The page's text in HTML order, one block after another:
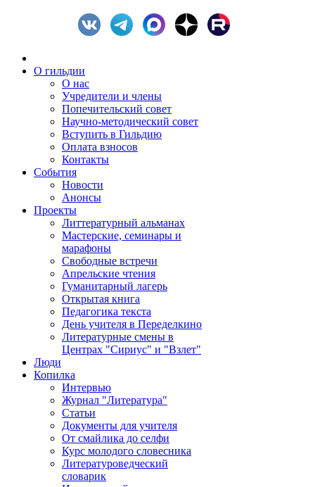
О гильдии
О нас
Учредители и члены
Попечительский совет
Научно-методический совет
Вступить в Гильдию
Оплата взносов
Контакты
События
Новости
Анонсы
Проекты
Литтературный альманах
Мастерские, семинары и
марафоны
Свободные встречи
Апрельские чтения
Гуманитарный лагерь
Открытая книга
Педагогика текста
День учителя в Переделкино
Литературные смены в
Центрах "Сириус" и "Взлет"
Люди
Копилка
Интервью
Журнал "Литература"
Статьи
Документы для учителя
От смайлика до селфи
Курс молодого словесника
Литературоведческий
словарик